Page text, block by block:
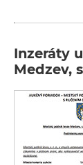
Inzeráty
Medzev,